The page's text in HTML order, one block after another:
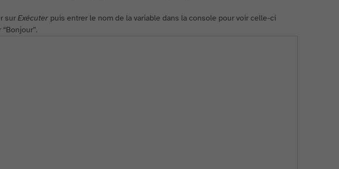
surExécuterpuis entrer le nom de la variable dans la console pour voir celle-ci